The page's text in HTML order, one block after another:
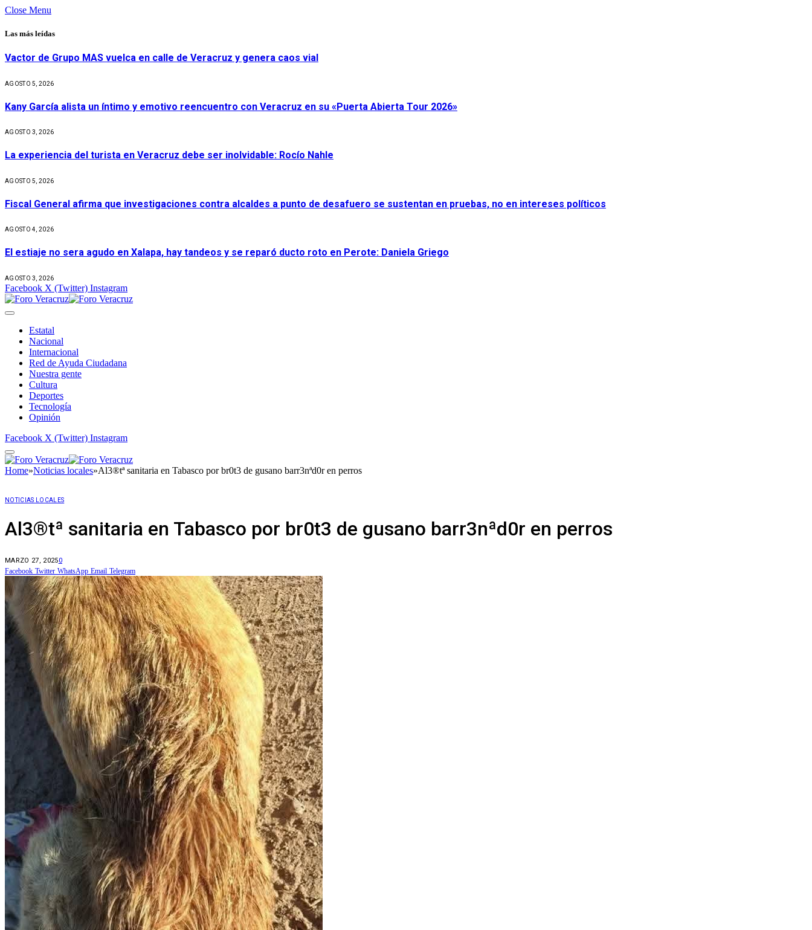
Close Menu
Las más leídas
Vactor de Grupo MAS vuelca en calle de Veracruz y genera caos vial
AGOSTO 5, 2026
Kany García alista un íntimo y emotivo reencuentro con Veracruz en su «Puerta Abierta Tour 2026»
AGOSTO 3, 2026
La experiencia del turista en Veracruz debe ser inolvidable: Rocío Nahle
AGOSTO 5, 2026
Fiscal General afirma que investigaciones contra alcaldes a punto de desafuero se sustentan en pruebas, no en intereses políticos
AGOSTO 4, 2026
El estiaje no sera agudo en Xalapa, hay tandeos y se reparó ducto roto en Perote: Daniela Griego
AGOSTO 3, 2026
Facebook X (Twitter) Instagram
Estatal
Nacional
Internacional
Red de Ayuda Ciudadana
Nuestra gente
Cultura
Deportes
Tecnología
Opinión
Facebook X (Twitter) Instagram
Home»Noticias locales»Al3®tª sanitaria en Tabasco por br0t3 de gusano barr3nªd0r en perros
NOTICIAS LOCALES
Al3®tª sanitaria en Tabasco por br0t3 de gusano barr3nªd0r en perros
MARZO 27, 20250
Facebook Twitter WhatsApp Email Telegram